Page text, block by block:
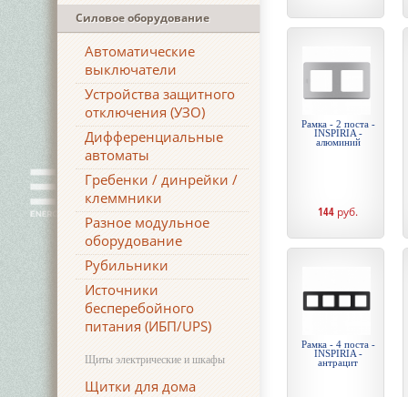
Силовое оборудование
Автоматические
выключатели
Устройства защитного
отключения (УЗО)
Дифференциальные
автоматы
Гребенки / динрейки /
клеммники
Разное модульное
оборудование
Рубильники
Источники
бесперебойного
питания (ИБП/UPS)
Щиты электрические и шкафы
Щитки для дома
Рамка - 2 поста -
INSPIRIA -
алюминий
144 руб.
Рамка - 4 поста -
INSPIRIA -
антрацит